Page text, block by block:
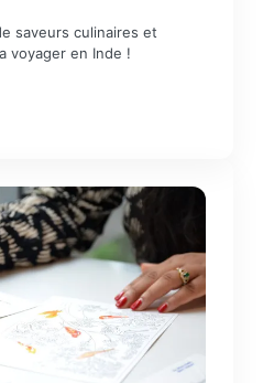
saveurs culinaires et
voyager en Inde !